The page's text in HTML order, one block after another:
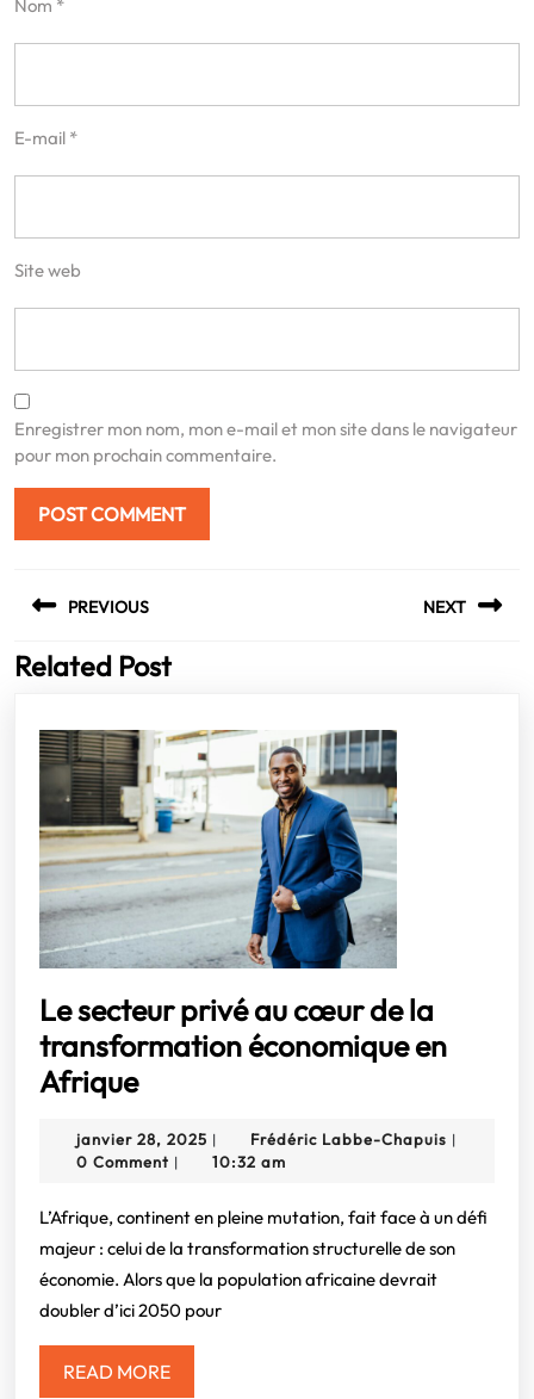
Nom *
E-mail *
Site web
Enregistrer mon nom, mon e-mail et mon site dans le navigateur
pour mon prochain commentaire.
de
l’article
PREVIOUS
Previous
NEXT
Related Post
Le secteur privé au cœur de la
transformation économique en
AfriqueLe
privé
cœur
de
la
transformation
économique
janvier 28, 2025 janvier
28,
| Frédéric Labbe-Chapuis Frédéric
|
0 Comment | 10:32 am
L’Afrique, continent en pleine mutation, fait face à un défi
majeur : celui de la transformation structurelle de son
économie. Alors que la population africaine devrait
doubler d’ici 2050 pour
READ MOREREAD